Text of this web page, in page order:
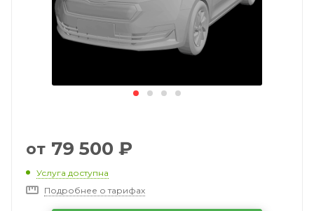
от 79 500 ₽
Услуга доступна
Подробнее о тарифах